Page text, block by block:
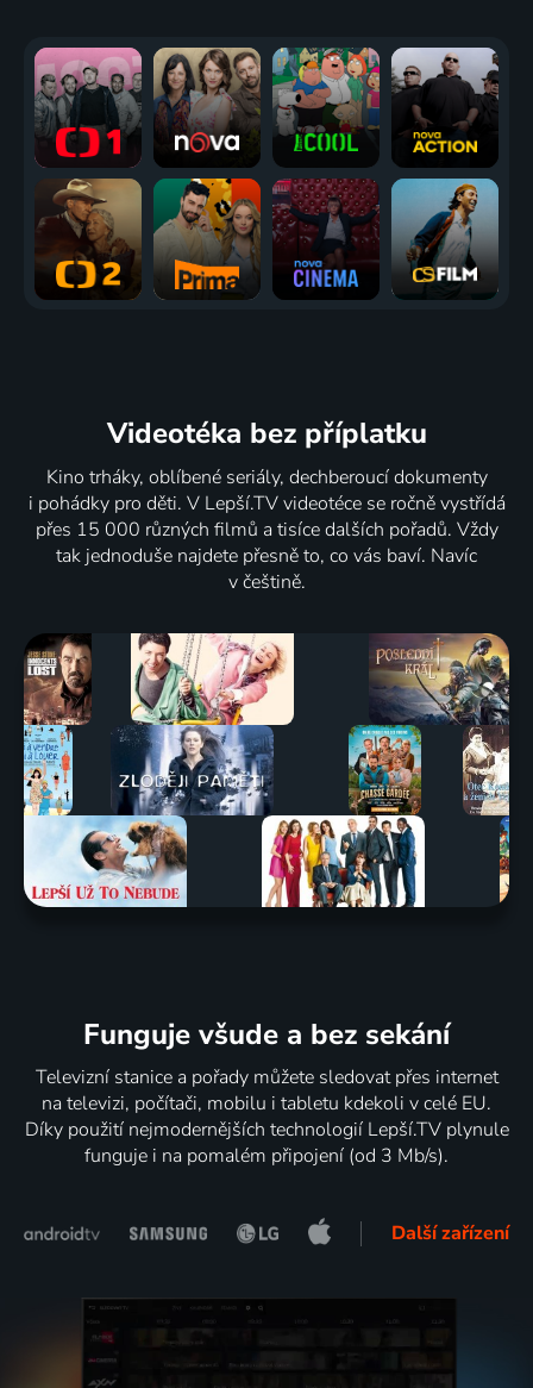
Videotéka bez příplatku
Kino trháky, oblíbené seriály, dechberoucí dokumenty
i pohádky pro děti. V Lepší.TV videotéce se ročně vystřídá
přes 15 000 různých filmů a tisíce dalších pořadů. Vždy
tak jednoduše najdete přesně to, co vás baví. Navíc
v češtině.
Funguje všude a bez sekání
Televizní stanice a pořady můžete sledovat přes internet
na televizi, počítači, mobilu i tabletu kdekoli v celé EU.
Díky použití nejmodernějších technologií Lepší.TV plynule
funguje i na pomalém připojení (od 3 Mb/s).
Další zařízení